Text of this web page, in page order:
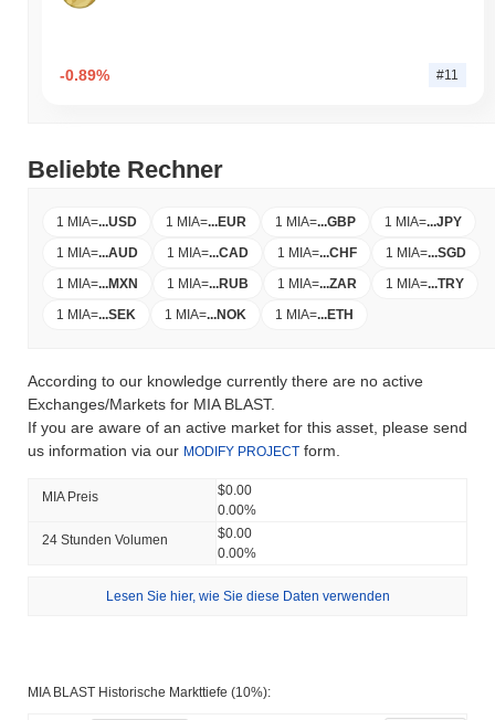
-0.89% #11
Beliebte Rechner
1 MIA=...USD 1 MIA=...EUR 1 MIA=...GBP 1 MIA=...JPY
1 MIA=...AUD 1 MIA=...CAD 1 MIA=...CHF 1 MIA=...SGD
1 MIA=...MXN 1 MIA=...RUB 1 MIA=...ZAR 1 MIA=...TRY
1 MIA=...SEK 1 MIA=...NOK 1 MIA=...ETH
According to our knowledge currently there are no active
Exchanges/Markets for MIA BLAST.
If you are aware of an active market for this asset, please send
us information via our MODIFY PROJECT form.
MIA Preis
$0.00
0.00%
24 Stunden Volumen
$0.00
0.00%
Lesen Sie hier, wie Sie diese Daten verwenden
MIA BLAST Historische Markttiefe (10%):